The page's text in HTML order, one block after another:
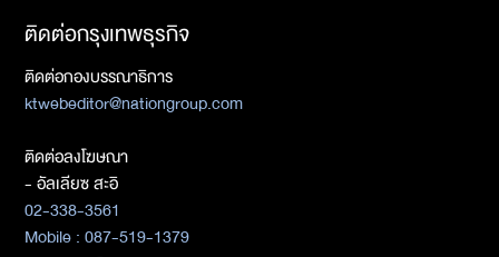
ติดต่อกรุงเทพธุรกิจ
ติดต่อกองบรรณาธิการ
ktwebeditor@nationgroup.com
ติดต่อลงโฆษณา
- อัลเลียซ สะอิ
02-338-3561
Mobile : 087-519-1379